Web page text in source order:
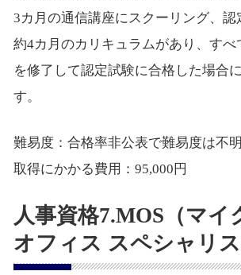
3カ月の通信講座にスクーリング、認
約4カ月のカリキュラムがあり、すべ
を修了して認定試験に合格した場合
す。
難易度：合格率非公表で難易度は不明
取得にかかる費用：95,000円
人事資格7.MOS（マイ
オフィス スペシャリス